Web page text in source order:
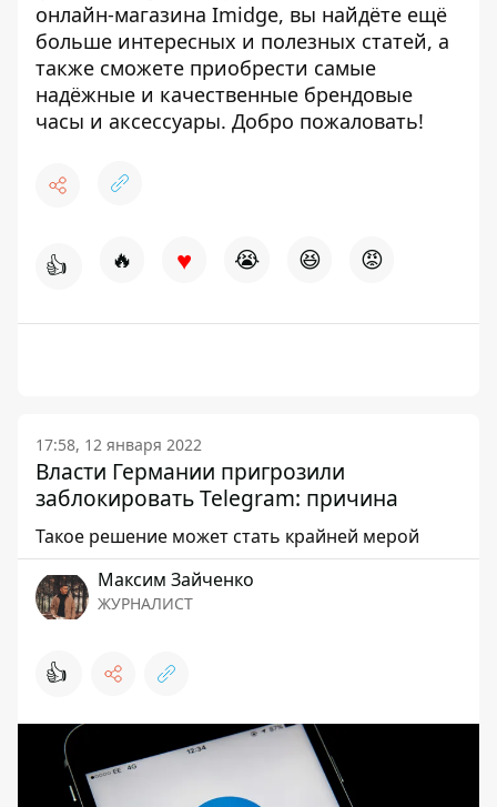
онлайн-магазина Imidge, вы найдёте ещё
больше интересных и полезных статей, а
также сможете приобрести самые
надёжные и качественные брендовые
часы и аксессуары. Добро пожаловать!
👍 🔥 ♥ 😭 😆 😡
17:58, 12 января 2022
Власти Германии пригрозили
заблокировать Telegram: причина
Такое решение может стать крайней мерой
Максим Зайченко
ЖУРНАЛИСТ
👍